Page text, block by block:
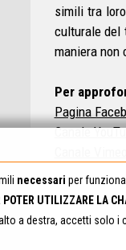
simili tra
culturale del
maniera non
Per
Pagina
Canale
necessari per
POTER UTILIZZARE LA
a destra, accetti solo i